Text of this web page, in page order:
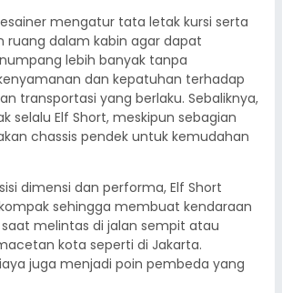
mengatur tata letak kursi serta
ruang dalam kabin agar dapat
lebih banyak tanpa
dan kepatuhan terhadap
transportasi yang berlaku. Sebaliknya,
selalu Elf Short, meskipun sebagian
chassis pendek untuk kemudahan
dimensi dan performa, Elf Short
sehingga membuat kendaraan
melintas di jalan sempit atau
kota seperti di Jakarta.
juga menjadi poin pembeda yang